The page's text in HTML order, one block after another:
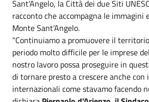
Sant’Angelo, la Città dei due Siti
racconto che accompagna le immagini
Monte Sant’Angelo.
“Continuiamo a promuovere il
periodo molto difficile per le imprese
nostro lavoro possa proseguire in
di tornare presto a crescere anche con
internazionali come stavamo facendo